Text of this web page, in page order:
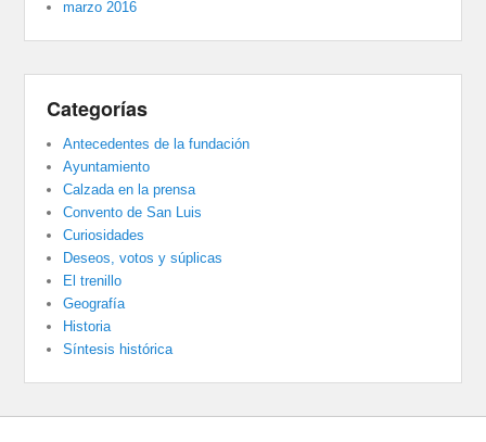
marzo 2016
Categorías
Antecedentes de la fundación
Ayuntamiento
Calzada en la prensa
Convento de San Luis
Curiosidades
Deseos, votos y súplicas
El trenillo
Geografía
Historia
Síntesis histórica